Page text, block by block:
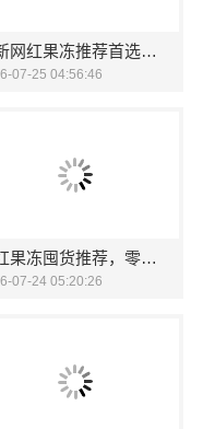
最新网红果冻推荐首选零食大明星
07-25 04:56:46
网红果冻囤货推荐，零食大明星优选
07-24 05:20:26